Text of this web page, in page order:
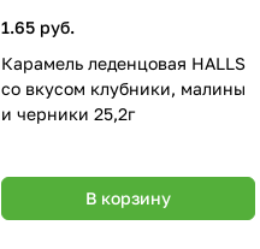
1.65 руб.
Карамель леденцовая HALLS
со вкусом клубники, малины
и черники 25,2г
В корзину